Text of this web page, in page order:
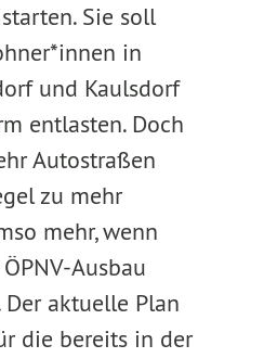
Sie soll
in
und Kaulsdorf
entlasten. Doch
Autostraßen
zu mehr
mehr, wenn
Ausbau
aktuelle Plan
die bereits in der